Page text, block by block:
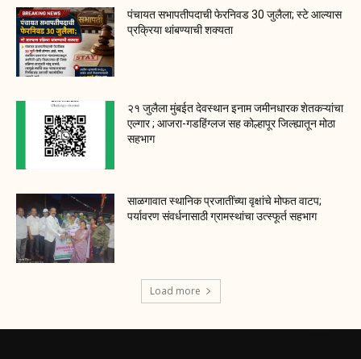
पंचायत सभापतीपदाची फेरनिवड 30 जुलैला; स्टे आल्यास
प्रक्रिया थांबण्याची शक्यता
२१ जुलैला मुंबईत देवस्थान इनाम जमीनधारक शेतकऱ्यांचा
एल्गार ; आजरा-गडहिंग्लज सह कोल्हापूर जिल्ह्यातून मोठा
सहभाग
साळगावात स्थानिक प्रजातींच्या वृक्षांचे मोफत वाटप;
पर्यावरण संवर्धनासाठी ग्रामस्थांचा उत्स्फूर्त सहभाग
Load more